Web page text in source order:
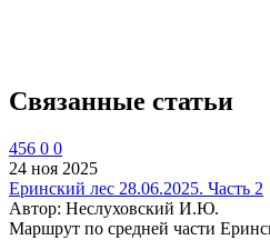
Связанные статьи
456 0 0
24 ноя 2025
Еринский лес 28.06.2025. Часть 2
Автор: Неслуховский И.Ю.
Маршрут по средней части